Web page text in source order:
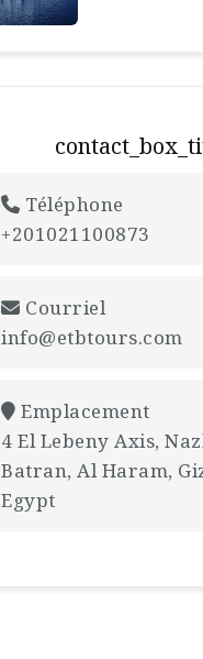
Téléphone
+201021100873
Courriel
info@etbtours.com
Emplacement
4 El Lebeny Axis,
Batran, Al Haram,
Egypt